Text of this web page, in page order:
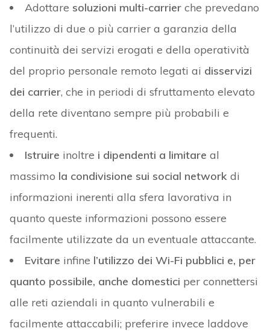
Adottare soluzioni multi-carrier che prevedano
l’utilizzo di due o più carrier a garanzia della
continuità dei servizi erogati e della operatività
del proprio personale remoto legati ai disservizi
dei carrier, che in periodi di sfruttamento elevato
della rete diventano sempre più probabili e
frequenti.
Istruire inoltre i dipendenti a limitare al
massimo la condivisione sui social networkdi
informazioni inerenti alla sfera lavorativa in
quanto queste informazioni possono essere
facilmente utilizzate da un eventuale attaccante.
Evitare infine l’utilizzo dei Wi-Fi pubblici e, per
quanto possibile, anche domestici per connettersi
alle reti aziendali in quanto vulnerabili e
facilmente attaccabili; preferire invece laddove